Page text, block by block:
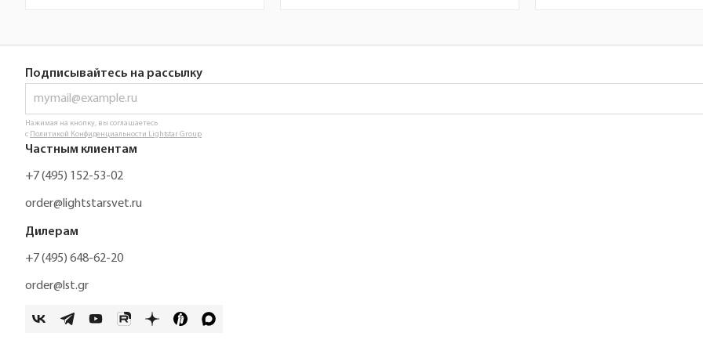
Подписывайтесь на рассылку
Нажимая на кнопку, вы соглашаетесь
с Политикой Конфиденциальности Lightstar Group
Частным клиентам
+7 (495) 152-53-02
order@lightstarsvet.ru
Дилерам
+7 (495) 648-62-20
order@lst.gr